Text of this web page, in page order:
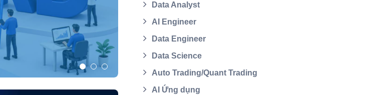
đương ~34 triệu đồng. Bài viết này giúp bạn có góc nhìn toàn cảnh về mức
AI Engineer và cách tăng lương hiệu quả.
Data Analyst
AI Engineer
Data Engineer
Data Science
Auto Trading/Quant Trading
AI Ứng dụng